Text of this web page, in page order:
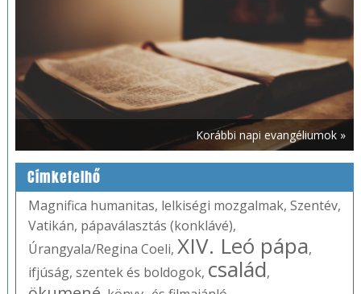
Korábbi napi evangéliumok »
Címkefelhő
Magnifica humanitas, lelkiségi mozgalmak, Szentév,
Vatikán, pápaválasztás (konklávé),
Úrangyala/Regina Coeli, XIV. Leó pápa,
ifjúság, szentek és boldogok, család,